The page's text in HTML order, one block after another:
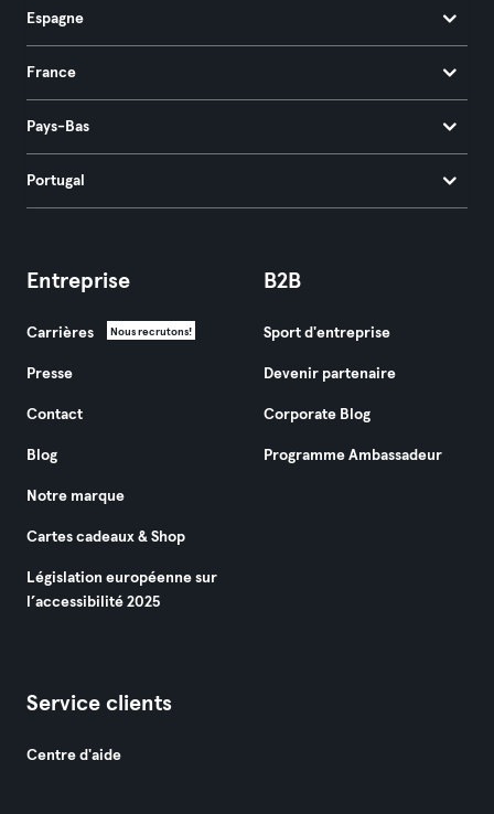
Espagne
France
Pays-Bas
Portugal
Entreprise
Carrières Nous recrutons!
Presse
Contact
Blog
Notre marque
Cartes cadeaux & Shop
Législation européenne sur
l’accessibilité 2025
B2B
Sport d'entreprise
Devenir partenaire
Corporate Blog
Programme Ambassadeur
Service clients
Centre d'aide